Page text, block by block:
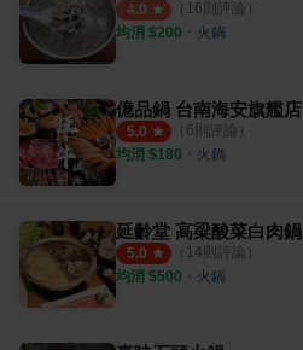
4.0 （ 16則評論）
均消 $200 ・ 火鍋
億品鍋 台南海安旗艦店
5.0 （ 6則評論）
均消 $180 ・ 火鍋
延齡堂 高梁酸菜白肉鍋
5.0 （ 14則評論）
均消 $500 ・ 火鍋